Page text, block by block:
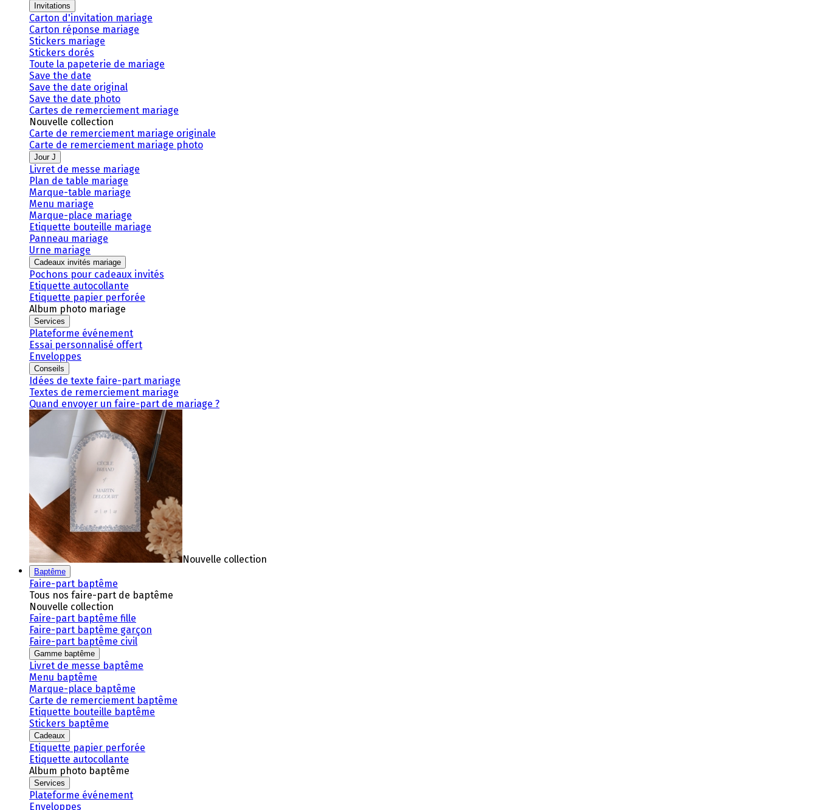
Invitations
Carton d'invitation mariage
Carton réponse mariage
Stickers mariage
Stickers dorés
Toute la papeterie de mariage
Save the date
Save the date original
Save the date photo
Cartes de remerciement mariage
Nouvelle collection
Carte de remerciement mariage originale
Carte de remerciement mariage photo
Jour J
Livret de messe mariage
Plan de table mariage
Marque-table mariage
Menu mariage
Marque-place mariage
Etiquette bouteille mariage
Panneau mariage
Urne mariage
Cadeaux invités mariage
Pochons pour cadeaux invités
Etiquette autocollante
Etiquette papier perforée
Album photo mariage
Services
Plateforme événement
Essai personnalisé offert
Enveloppes
Conseils
Idées de texte faire-part mariage
Textes de remerciement mariage
Quand envoyer un faire-part de mariage ?
Nouvelle collection
Baptême
Faire-part baptême
Tous nos faire-part de baptême
Nouvelle collection
Faire-part baptême fille
Faire-part baptême garçon
Faire-part baptême civil
Gamme baptême
Livret de messe baptême
Menu baptême
Marque-place baptême
Carte de remerciement baptême
Etiquette bouteille baptême
Stickers baptême
Cadeaux
Etiquette papier perforée
Etiquette autocollante
Album photo baptême
Services
Plateforme événement
Enveloppes